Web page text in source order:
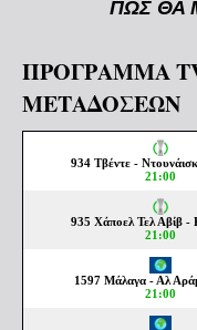
ΠΩΣ ΘΑ
ΠΡΟΓΡΑΜΜΑ
ΜΕΤΑΔΟΣΕΩΝ